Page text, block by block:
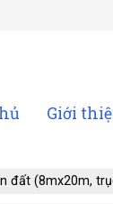
Giới
đất (8mx20m,